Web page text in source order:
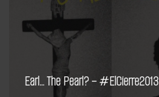
Earl… The Pearl? – #ElCierre2013